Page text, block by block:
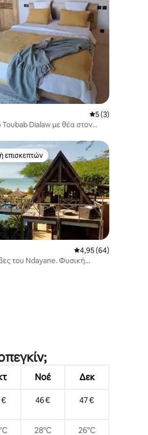
στα 5, 18 κριτικές
Μέση
5 (3)
Toubab Dialaw με θέα στον
στα 5, 16 κριτικές
επισκεπτών
επισκεπτών
Μέση βαθμολογία:
4,95 (64)
του Ndayane. Φυσική
Νοέ Δεκ
€ 46 € 47 €
28°C 26°C